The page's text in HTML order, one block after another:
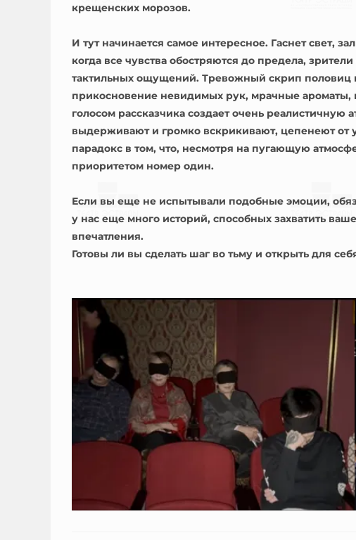
крещенских морозов.
И тут начинается самое интересное. Гаснет свет,
когда все чувства обостряются до предела,
тактильных ощущений. Тревожный скрип половиц
прикосновение невидимых рук, мрачные ароматы,
голосом рассказчика создает очень реалистичную
выдерживают и громко вскрикивают, цепенеют от
парадокс в том, что, несмотря на пугающую
приоритетом номер один.
Если вы еще не испытывали подобные эмоции,
у нас еще много историй, способных захватить
впечатления.
Готовы ли вы сделать шаг во тьму и открыть для